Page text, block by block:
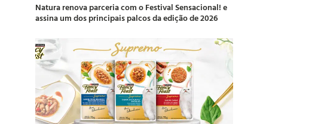
Natura renova parceria com o Festival Sensacional! e
assina um dos principais palcos da edição de 2026